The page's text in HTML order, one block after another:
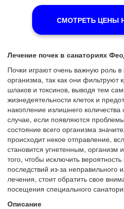
СМОТРЕТЬ ЦЕНЫ
Лечение почек в санаториях
Почки играют очень важную роль в
организма, так как они фильтруют
шлаков и токсинов, выводя тем
жизнедеятельности клеток и
накопление излишнего
случае, если появляются
состояние всего организма
происходит некое отправление,
становится угнетенным, организм
того, чтобы исключить
последствий из-за неправильного
лечения, стоит обратить свое
посещения специального
Описание